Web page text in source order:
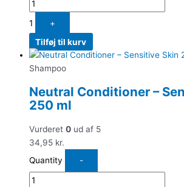
1
+
Tilføj til kurv
Shampoo
Neutral Conditioner –
250 ml
Vurderet 0 ud af 5
34,95 kr.
Quantity
-